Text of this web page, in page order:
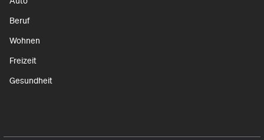
Beruf
Wohnen
Freizeit
Gesundheit